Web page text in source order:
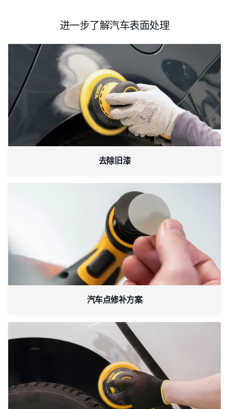
进一步了解汽车表面处理
去除旧漆
汽车点修补方案